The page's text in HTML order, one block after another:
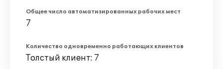
Общее число автоматизированных рабочих мест
7
Количество одновременно работающих клиентов
Толстый клиент: 7